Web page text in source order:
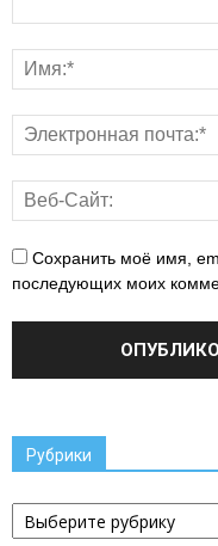
Сохранить моё имя,
последующих моих
Рубрики
Рубрики